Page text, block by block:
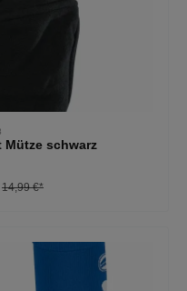
Mütze schwarz
14,99 €*